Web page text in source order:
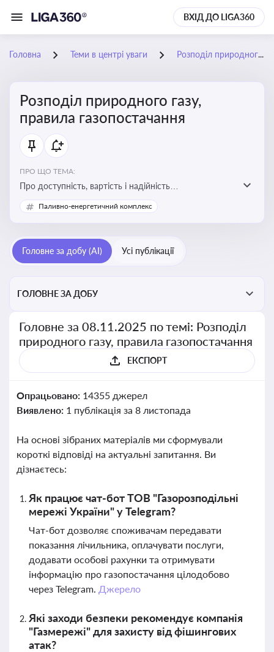
ВХІД ДО LIGA360
Головна Теми в центрі уваги Розподіл природного газу, правила газопостачання
Розподіл природного газу,
правила газопостачання
ПРО ЩО ТЕМА:
Про доступність, вартість і надійність
енергопостачання для бізнесу та вплив на економічну
стабільність
Паливно-енергетичний комплекс
Головне за добу (AI) Усі публікації
ГОЛОВНЕ ЗА ДОБУ
Головне за 08.11.2025 по темі: Розподіл
природного газу, правила газопостачання
ЕКСПОРТ
Опрацьовано: 14355 джерел
Виявлено: 1 публікація за 8 листопада
На основі зібраних матеріалів ми сформували
короткі відповіді на актуальні запитання. Ви
дізнаєтесь:
Як працює чат-бот ТОВ "Газорозподільні
мережі України" у Telegram?
Чат-бот дозволяє споживачам передавати
показання лічильника, оплачувати послуги,
додавати особові рахунки та отримувати
інформацію про газопостачання цілодобово
через Telegram. Джерело
Які заходи безпеки рекомендує компанія
"Газмережі" для захисту від фішингових
атак?